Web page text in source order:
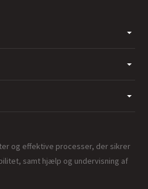
og effektive processer, der sikrer
samt hjælp og undervisning af